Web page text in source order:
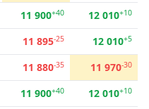
11 900+40 12 010+10
11 895-25 12 010+5
11 880-35 11 970-30
11 900+40 12 010+10